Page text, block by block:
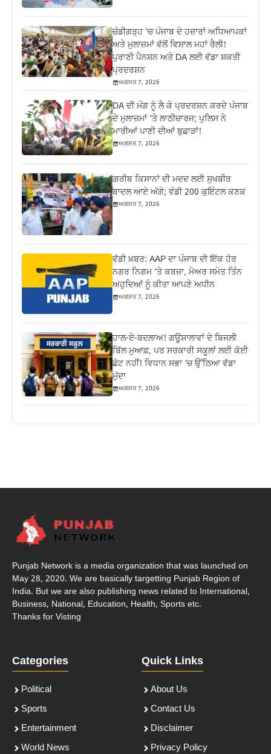
ਚੰਡੀਗੜ੍ਹ ‘ਚ ਪੰਜਾਬ ਦੇ ਹਜ਼ਾਰਾਂ ਅਧਿਆਪਕਾਂ
ਅਤੇ ਮੁਲਾਜ਼ਮਾਂ ਵੱਲੋਂ ਵਿਸ਼ਾਲ ਮਹਾਂ ਰੈਲੀ!
ਪੁਰਾਣੀ ਪੈਨਸ਼ਨ ਅਤੇ DA ਲਈ ਵੱਡਾ ਸ਼ਕਤੀ
ਪ੍ਰਦਰਸ਼ਨ
ਅਗਸਤ 7, 2026
DA ਦੀ ਮੰਗ ਨੂੰ ਲੈ ਕੇ ਪ੍ਰਦਰਸ਼ਨ ਕਰਦੇ ਪੰਜਾਬ
ਦੇ ਮੁਲਾਜ਼ਮਾਂ ‘ਤੇ ਲਾਠੀਚਾਰਜ; ਪੁਲਿਸ ਨੇ
ਮਾਰੀਆਂ ਪਾਣੀ ਦੀਆਂ ਬੁਛਾੜਾਂ!
ਅਗਸਤ 7, 2026
ਗ਼ਰੀਬ ਕਿਸਾਨਾਂ ਦੀ ਮਦਦ ਲਈ ਸੁਖਬੀਰ
ਬਾਦਲ ਆਏ ਅੱਗੇ; ਵੰਡੀ 200 ਕੁਇੰਟਲ ਕਣਕ
ਅਗਸਤ 7, 2026
ਵੱਡੀ ਖ਼ਬਰ: AAP ਦਾ ਪੰਜਾਬ ਦੀ ਇੱਕ ਹੋਰ
ਨਗਰ ਨਿਗਮ ‘ਤੇ ਕਬਜ਼ਾ, ਮੇਅਰ ਸਮੇਤ ਤਿੰਨ
ਅਹੁਦਿਆਂ ਨੂੰ ਕੀਤਾ ਆਪਣੇ ਅਧੀਨ
ਅਗਸਤ 7, 2026
ਹਾਲ-ਏ-ਬਦਲਾਅ! ਗਊਸ਼ਾਲਾਵਾਂ ਦੇ ਬਿਜਲੀ
ਬਿੱਲ ਮੁਆਫ਼, ਪਰ ਸਰਕਾਰੀ ਸਕੂਲਾਂ ਲਈ ਕੋਈ
ਛੋਟ ਨਹੀਂ! ਵਿਧਾਨ ਸਭਾ ‘ਚ ਉੱਠਿਆ ਵੱਡਾ
ਮੁੱਦਾ
ਅਗਸਤ 7, 2026
Punjab Network is a media organization that was launched on
May 28, 2020. We are basically targetting Punjab Region of
India. But we are also publishing news related to International,
Business, National, Education, Health, Sports etc.
Thanks for Visting
Categories
Political
Sports
Entertainment
World News
Quick Links
About Us
Contact Us
Disclaimer
Privacy Policy